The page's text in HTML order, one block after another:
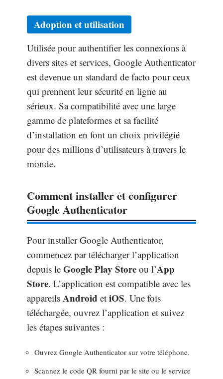
Adoption et utilisation
Utilisée pour authentifier les connexions à
divers sites et services, Google Authenticator
est devenue un standard de facto pour ceux
qui prennent leur sécurité en ligne au
sérieux. Sa compatibilité avec une large
gamme de plateformes et sa facilité
d’installation en font un choix privilégié
pour des millions d’utilisateurs à travers le
monde.
Comment installer et configurer
Google Authenticator
Pour installer Google Authenticator,
commencez par télécharger l’application
depuis le Google Play Store ou l’App
Store. L’application est compatible avec les
appareils Android et iOS. Une fois
téléchargée, ouvrez l’application et suivez
les étapes suivantes :
Ouvrez Google Authenticator sur votre téléphone.
Scannez le code QR fourni par le site ou le service